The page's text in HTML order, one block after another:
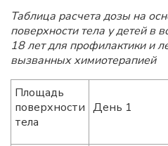
Таблица расчета дозы на
поверхности тела у детей в
18 лет для профилактики и
вызванных химиотерапией
Площадь
поверхности
тела
День 1